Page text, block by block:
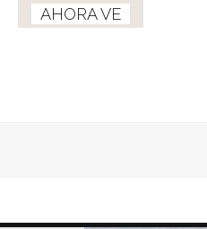
AHORA VE